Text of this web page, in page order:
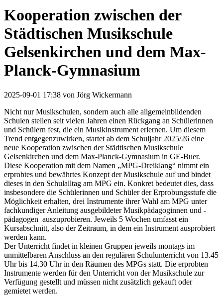
Kooperation zwischen der
Städtischen Musikschule
Gelsenkirchen und dem Max-
Planck-Gymnasium
2025-09-01 17:38 von Jörg Wickermann
Nicht nur Musikschulen, sondern auch alle allgemeinbildenden
Schulen stellen seit vielen Jahren einen Rückgang an Schülerinnen
und Schülern fest, die ein Musikinstrument erlernen. Um diesem
Trend entgegenzuwirken, startet ab dem Schuljahr 2025/26 eine
neue Kooperation zwischen der Städtischen Musikschule
Gelsenkirchen und dem Max-Planck-Gymnasium in GE-Buer.
Diese Kooperation mit dem Namen „MPG-Dreiklang“ nimmt ein
erprobtes und bewährtes Konzept der Musikschule auf und bindet
dieses in den Schulalltag am MPG ein. Konkret bedeutet dies, dass
insbesondere die Schülerinnen und Schüler der Erprobungsstufe die
Möglichkeit erhalten, drei Instrumente ihrer Wahl am MPG unter
fachkundiger Anleitung ausgebildeter Musikpädagoginnen und -
pädagogen auszuprobieren. Jeweils 5 Wochen umfasst ein
Kursabschnitt, also der Zeitraum, in dem ein Instrument ausprobiert
werden kann.
Der Unterricht findet in kleinen Gruppen jeweils montags im
unmittelbaren Anschluss an den regulären Schulunterricht von 13.45
Uhr bis 14.30 Uhr in den Räumen des MPGs statt. Die erprobten
Instrumente werden für den Unterricht von der Musikschule zur
Verfügung gestellt und müssen nicht zusätzlich gekauft oder
gemietet werden.